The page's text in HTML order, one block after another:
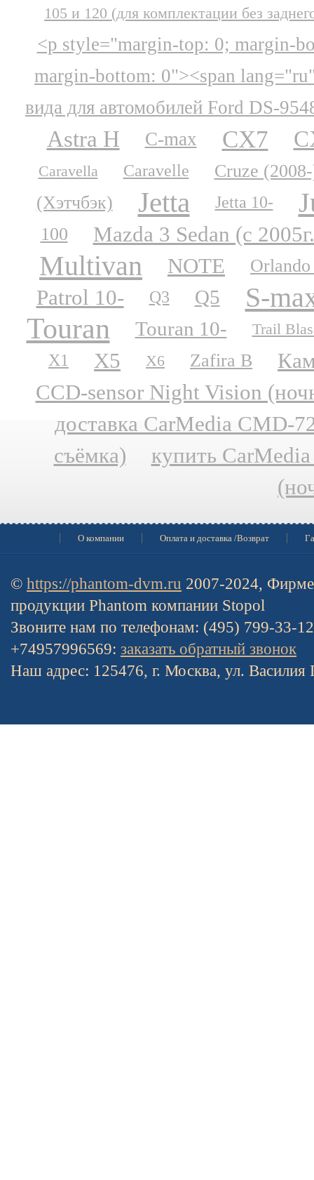
105 и 120 (для комплектации без
<p style="margin-top: 0; margin-
margin-bottom: 0"><span
вида для автомобилей Ford DS-
Astra H C-max CX7
Caravella Caravelle
Cruze
(Хэтчбэк)
Jetta Jetta 10-
100 Mazda 3 Sedan (с
Multivan NOTE
Patrol 10- Q3 Q5 S-
Touran Touran 10- Trail
X1 X5 X6 Zafira B
CCD-sensor Night Vision
доставка CarMedia CMD-
съёмка)
купить
О компании Оплата и доставка /Возврат
© https://phantom-dvm.ru 2007-2024,
продукции Phantom компании Stopol
Звоните нам по телефонам: (495) 799-33-
+74957996569: заказать обратный звонок
Наш адрес: 125476, г. Москва, ул. Василия